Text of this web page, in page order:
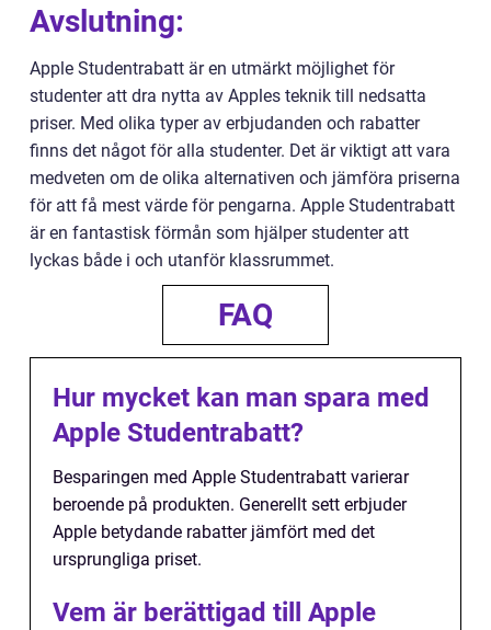
Avslutning:
Apple Studentrabatt är en utmärkt möjlighet för
studenter att dra nytta av Apples teknik till nedsatta
priser. Med olika typer av erbjudanden och rabatter
finns det något för alla studenter. Det är viktigt att vara
medveten om de olika alternativen och jämföra priserna
för att få mest värde för pengarna. Apple Studentrabatt
är en fantastisk förmån som hjälper studenter att
lyckas både i och utanför klassrummet.
FAQ
Hur mycket kan man spara med
Apple Studentrabatt?
Besparingen med Apple Studentrabatt varierar
beroende på produkten. Generellt sett erbjuder
Apple betydande rabatter jämfört med det
ursprungliga priset.
Vem är berättigad till Apple